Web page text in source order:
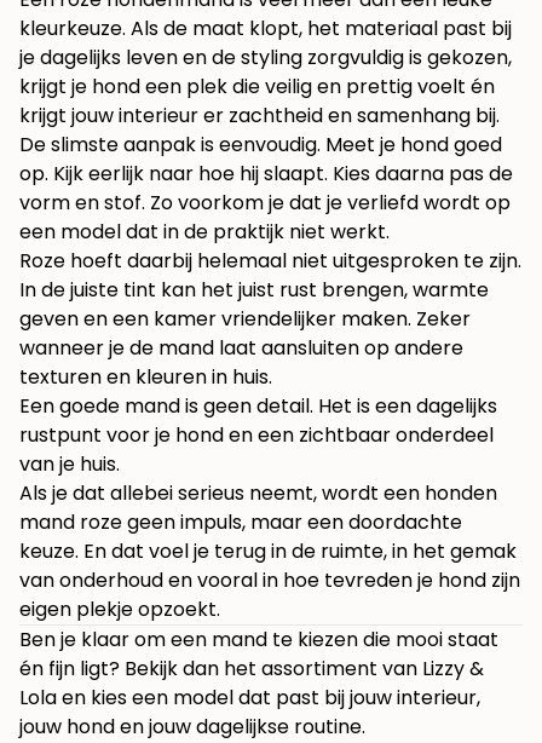
kleurkeuze. Als de maat klopt, het materiaal past bij
je dagelijks leven en de styling zorgvuldig is gekozen,
krijgt je hond een plek die veilig en prettig voelt én
krijgt jouw interieur er zachtheid en samenhang bij.
De slimste aanpak is eenvoudig. Meet je hond goed
op. Kijk eerlijk naar hoe hij slaapt. Kies daarna pas de
vorm en stof. Zo voorkom je dat je verliefd wordt op
een model dat in de praktijk niet werkt.
Roze hoeft daarbij helemaal niet uitgesproken te zijn.
In de juiste tint kan het juist rust brengen, warmte
geven en een kamer vriendelijker maken. Zeker
wanneer je de mand laat aansluiten op andere
texturen en kleuren in huis.
Een goede mand is geen detail. Het is een dagelijks
rustpunt voor je hond en een zichtbaar onderdeel
van je huis.
Als je dat allebei serieus neemt, wordt een honden
mand roze geen impuls, maar een doordachte
keuze. En dat voel je terug in de ruimte, in het gemak
van onderhoud en vooral in hoe tevreden je hond zijn
eigen plekje opzoekt.
Ben je klaar om een mand te kiezen die mooi staat
én fijn ligt? Bekijk dan het assortiment van Lizzy &
Lolaen kies een model dat past bij jouw interieur,
jouw hond en jouw dagelijkse routine.